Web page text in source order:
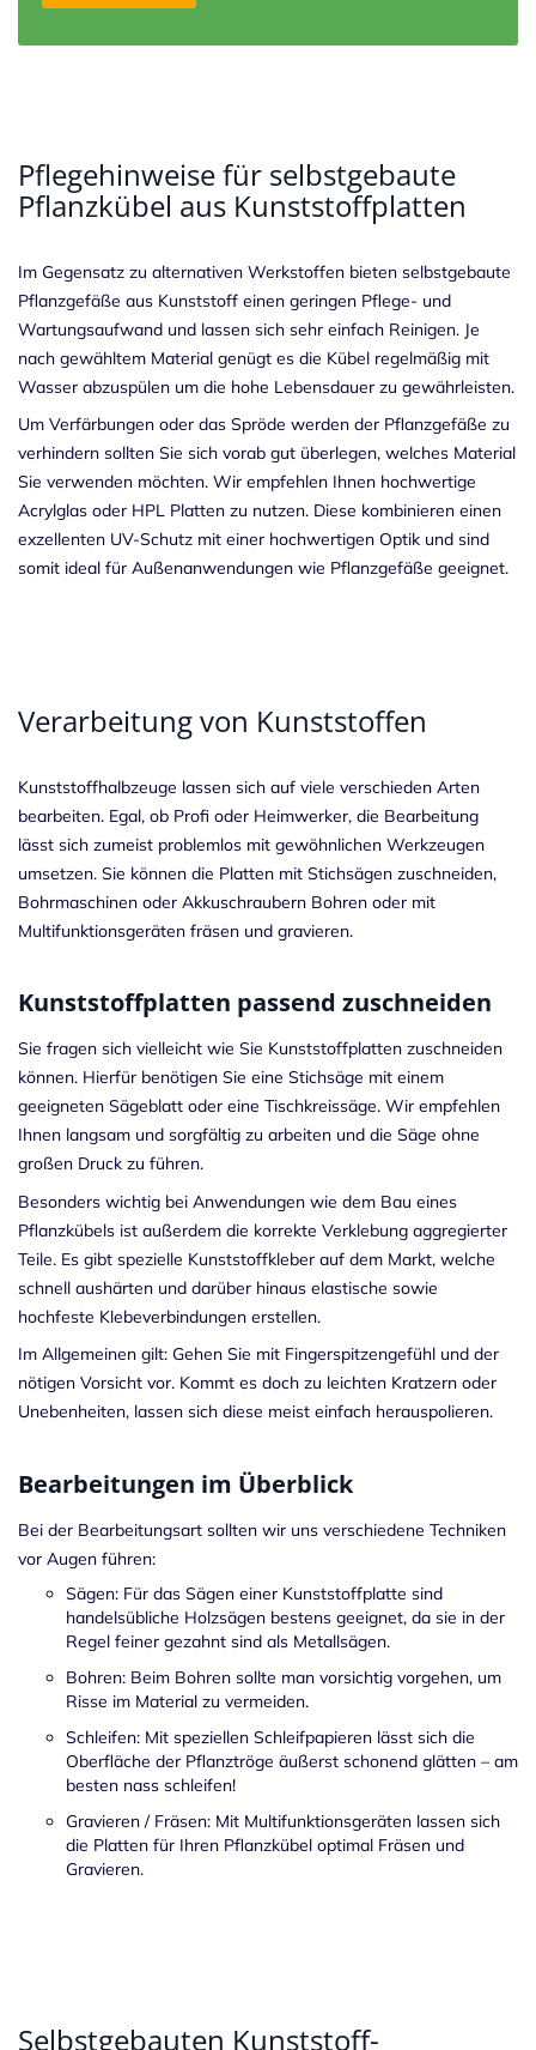
Pflegehinweise für selbstgebaute
Pflanzkübel aus Kunststoffplatten
Im Gegensatz zu alternativen Werkstoffen bieten selbstgebaute
Pflanzgefäße aus Kunststoff einen geringen Pflege- und
Wartungsaufwand und lassen sich sehr einfach Reinigen. Je
nach gewähltem Material genügt es die Kübel regelmäßig mit
Wasser abzuspülen um die hohe Lebensdauer zu gewährleisten.
Um Verfärbungen oder das Spröde werden der Pflanzgefäße zu
verhindern sollten Sie sich vorab gut überlegen, welches Material
Sie verwenden möchten. Wir empfehlen Ihnen hochwertige
Acrylglas oder HPL Platten zu nutzen. Diese kombinieren einen
exzellenten UV-Schutz mit einer hochwertigen Optik und sind
somit ideal für Außenanwendungen wie Pflanzgefäße geeignet.
Verarbeitung von Kunststoffen
Kunststoffhalbzeuge lassen sich auf viele verschieden Arten
bearbeiten. Egal, ob Profi oder Heimwerker, die Bearbeitung
lässt sich zumeist problemlos mit gewöhnlichen Werkzeugen
umsetzen. Sie können die Platten mit Stichsägen zuschneiden,
Bohrmaschinen oder Akkuschraubern Bohren oder mit
Multifunktionsgeräten fräsen und gravieren.
Kunststoffplatten passend zuschneiden
Sie fragen sich vielleicht wie Sie Kunststoffplatten zuschneiden
können. Hierfür benötigen Sie eine Stichsäge mit einem
geeigneten Sägeblatt oder eine Tischkreissäge. Wir empfehlen
Ihnen langsam und sorgfältig zu arbeiten und die Säge ohne
großen Druck zu führen.
Besonders wichtig bei Anwendungen wie dem Bau eines
Pflanzkübels ist außerdem die korrekte Verklebung aggregierter
Teile. Es gibt spezielle Kunststoffkleber auf dem Markt, welche
schnell aushärten und darüber hinaus elastische sowie
hochfeste Klebeverbindungen erstellen.
Im Allgemeinen gilt: Gehen Sie mit Fingerspitzengefühl und der
nötigen Vorsicht vor. Kommt es doch zu leichten Kratzern oder
Unebenheiten, lassen sich diese meist einfach herauspolieren.
Bearbeitungen im Überblick
Bei der Bearbeitungsart sollten wir uns verschiedene Techniken
vor Augen führen:
Sägen: Für das Sägen einer Kunststoffplatte sind
handelsübliche Holzsägen bestens geeignet, da sie in der
Regel feiner gezahnt sind als Metallsägen.
Bohren: Beim Bohren sollte man vorsichtig vorgehen, um
Risse im Material zu vermeiden.
Schleifen: Mit speziellen Schleifpapieren lässt sich die
Oberfläche der Pflanztröge äußerst schonend glätten – am
besten nass schleifen!
Gravieren / Fräsen: Mit Multifunktionsgeräten lassen sich
die Platten für Ihren Pflanzkübel optimal Fräsen und
Gravieren.
Selbstgebauten Kunststoff-